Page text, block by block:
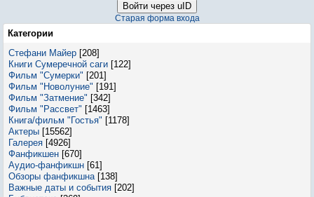
Войти через uID
Старая форма входа
Категории
Стефани Майер [208]
Книги Сумеречной саги [122]
Фильм "Сумерки" [201]
Фильм "Новолуние" [191]
Фильм "Затмение" [342]
Фильм "Рассвет" [1463]
Книга/фильм "Гостья" [1178]
Актеры [15562]
Галерея [4926]
Фанфикшен [670]
Аудио-фанфикшн [61]
Обзоры фанфикшна [138]
Важные даты и события [202]